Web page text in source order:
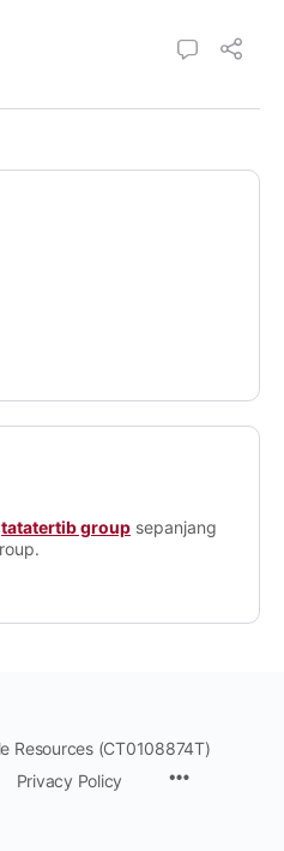
tatatertib group sepanjang
Resources (CT0108874T)
Privacy Policy